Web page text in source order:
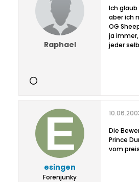
Raphael
Ich
aber ich
OG
ja
jeder
esingen
Forenjunky
Die
Prince
vom